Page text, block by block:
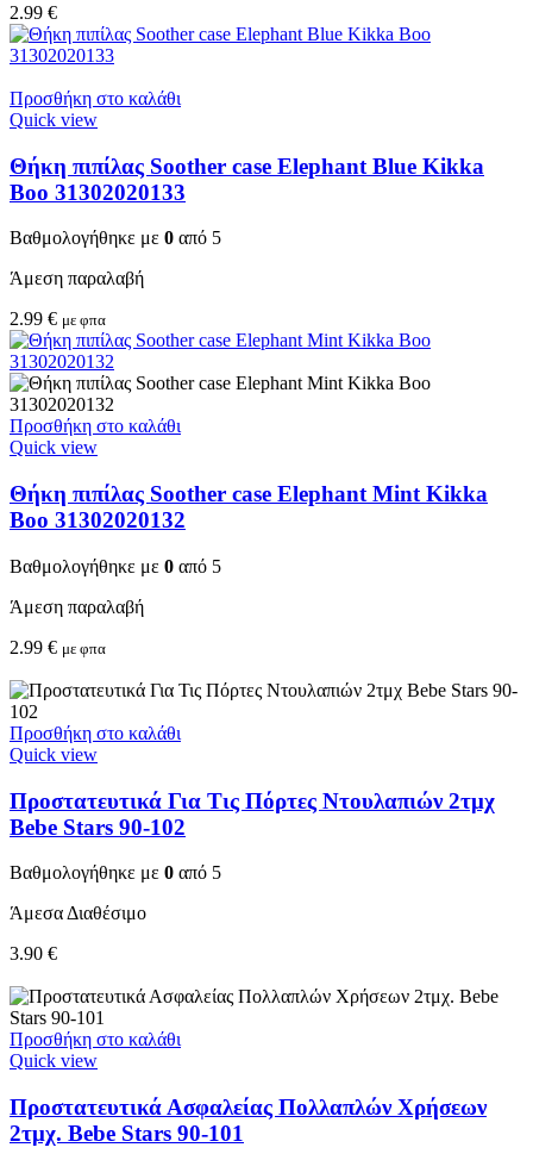
2.99 €
Προσθήκη στο καλάθι
Quick view
Θήκη πιπίλας Soother case Elephant Blue Kikka
Boo 31302020133
Βαθμολογήθηκε με 0 από 5
Άμεση παραλαβή
2.99 € με φπα
Προσθήκη στο καλάθι
Quick view
Θήκη πιπίλας Soother case Elephant Mint Kikka
Boo 31302020132
Βαθμολογήθηκε με 0 από 5
Άμεση παραλαβή
2.99 € με φπα
Προσθήκη στο καλάθι
Quick view
Προστατευτικά Για Τις Πόρτες Ντουλαπιών 2τμχ
Bebe Stars 90-102
Βαθμολογήθηκε με 0 από 5
Άμεσα Διαθέσιμο
3.90 €
Προσθήκη στο καλάθι
Quick view
Προστατευτικά Ασφαλείας Πολλαπλών Χρήσεων
2τμχ. Bebe Stars 90-101